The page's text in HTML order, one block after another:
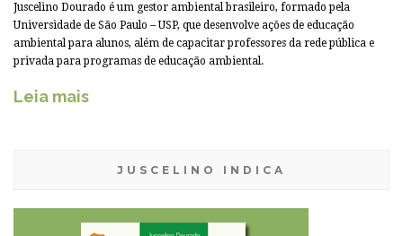
Juscelino Dourado é um gestor ambiental brasileiro, formado pela
Universidade de São Paulo – USP, que desenvolve ações de educação
ambiental para alunos, além de capacitar professores da rede pública e
privada para programas de educação ambiental.
Leia mais
JUSCELINO INDICA